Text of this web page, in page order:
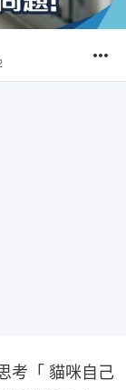
考「 貓咪自己